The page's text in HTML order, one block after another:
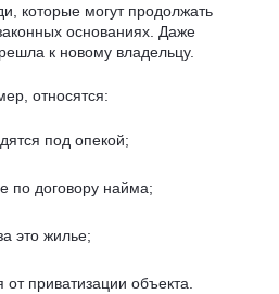
которые могут продолжать
основаниях. Даже
к новому владельцу.
относятся:
под опекой;
по договору найма;
это жилье;
приватизации объекта.